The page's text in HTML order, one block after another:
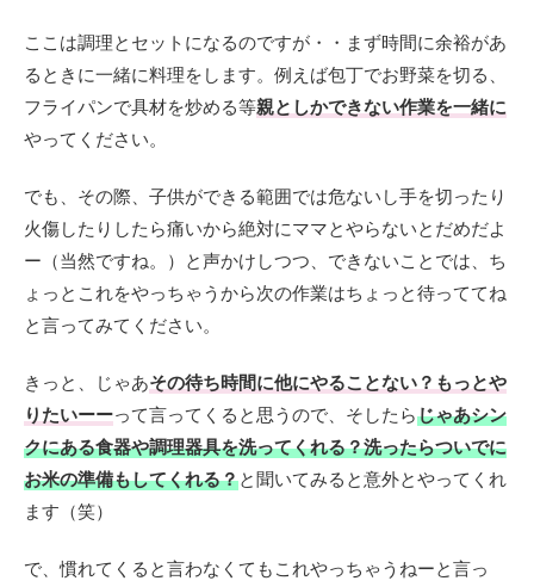
ここは調理とセットになるのですが・・まず時間に余裕があ
るときに一緒に料理をします。例えば包丁でお野菜を切る、
フライパンで具材を炒める等親としかできない作業を一緒に
やってください。
でも、その際、子供ができる範囲では危ないし手を切ったり
火傷したりしたら痛いから絶対にママとやらないとだめだよ
ー（当然ですね。）と声かけしつつ、できないことでは、ち
ょっとこれをやっちゃうから次の作業はちょっと待っててね
と言ってみてください。
きっと、じゃあその待ち時間に他にやることない？もっとや
りたいーーって言ってくると思うので、そしたらじゃあシン
クにある食器や調理器具を洗ってくれる？洗ったらついでに
お米の準備もしてくれる？と聞いてみると意外とやってくれ
ます（笑）
で、慣れてくると言わなくてもこれやっちゃうねーと言っ